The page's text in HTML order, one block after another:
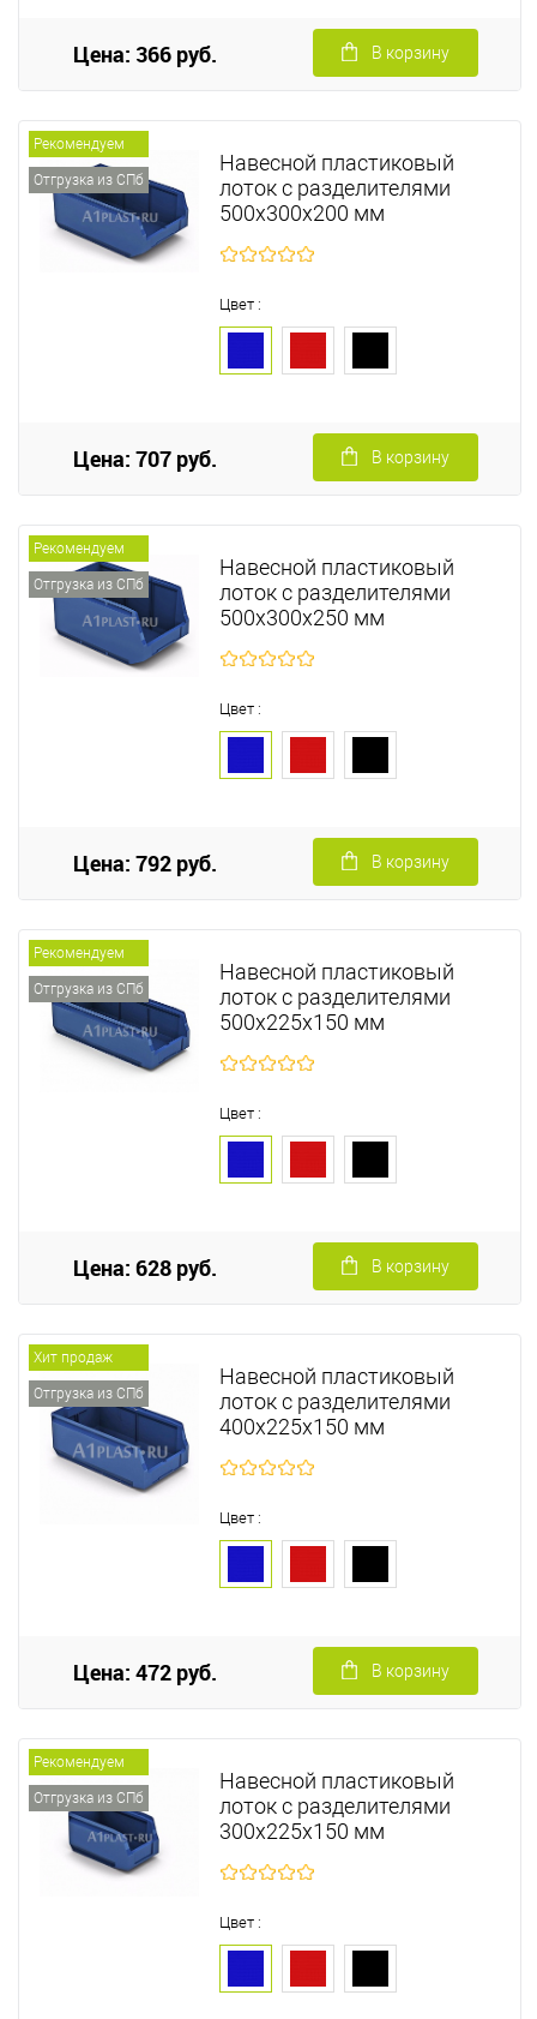
Цена: 366 руб. В корзину
Рекомендуем
Отгрузка из СПб
Навесной пластиковый
лоток с разделителями
500х300х200 мм
Цвет :
Цена: 707 руб. В корзину
Рекомендуем
Отгрузка из СПб
Навесной пластиковый
лоток с разделителями
500х300х250 мм
Цвет :
Цена: 792 руб. В корзину
Рекомендуем
Отгрузка из СПб
Навесной пластиковый
лоток с разделителями
500х225х150 мм
Цвет :
Цена: 628 руб. В корзину
Хит продаж
Отгрузка из СПб
Навесной пластиковый
лоток с разделителями
400х225х150 мм
Цвет :
Цена: 472 руб. В корзину
Рекомендуем
Отгрузка из СПб
Навесной пластиковый
лоток с разделителями
300х225х150 мм
Цвет :